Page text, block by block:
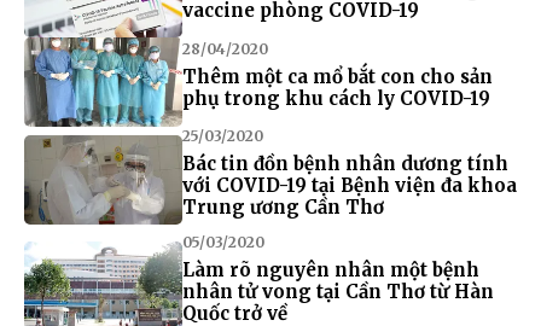
vaccine phòng COVID-19
28/04/2020
Thêm một ca mổ bắt con cho sản
phụ trong khu cách ly COVID-19
25/03/2020
Bác tin đồn bệnh nhân dương tính
với COVID-19 tại Bệnh viện đa khoa
Trung ương Cần Thơ
05/03/2020
Làm rõ nguyên nhân một bệnh
nhân tử vong tại Cần Thơ từ Hàn
Quốc trở về